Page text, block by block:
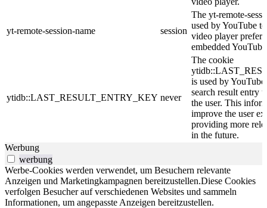
yt-remote-session-name session
The yt-remote-
used by YouTube
video player
embedded
ytidb::LAST_RESULT_ENTRY_KEY never
The cookie
is used by
search result entry
the user. This
improve the user
providing more
in the future.
Werbung
werbung
Werbe-Cookies werden verwendet, um Besuchern relevante
Anzeigen und Marketingkampagnen bereitzustellen.Diese Cookies
verfolgen Besucher auf verschiedenen Websites und sammeln
Informationen, um angepasste Anzeigen bereitzustellen.